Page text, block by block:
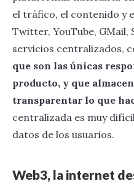
el tráfico, el contenido y
Twitter, YouTube, GMail,
servicios centralizados,
que son las únicas
producto, y que
transparentar lo que
centralizada es muy
datos de los usuarios.
Web3, la internet